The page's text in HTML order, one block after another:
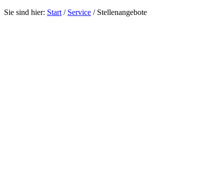
Sie sind hier: Start / Service / Stellenangebote